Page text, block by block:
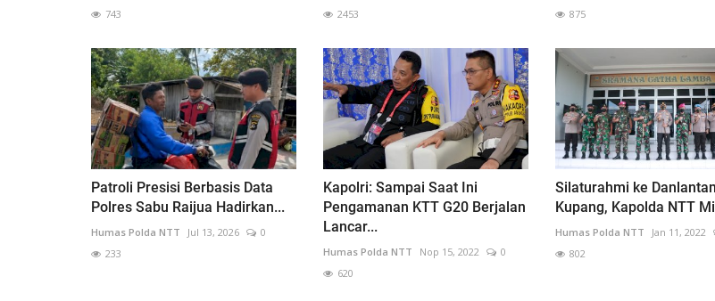
743
2453
875
Patroli Presisi Berbasis Data
Polres Sabu Raijua Hadirkan...
Humas Polda NTT Jul 13, 2026
0
233
Kapolri: Sampai Saat Ini
Pengamanan KTT G20 Berjalan
Lancar...
Humas Polda NTT Nop 15, 2022
0
620
Silaturahmi ke
Kupang, Kapolda NTT
Humas Polda NTT Jan 11, 2022
802